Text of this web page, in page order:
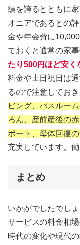
績を誇るとともに
オニアであるとの
金や年会費に
ておくと通常の家
たり500円ほど安く
料金や土日祝日は
るので注意しておき
ビング、バスルー
ろん、産前産後の
ポート、母体回復の
充実しています。
まとめ
いかがでしたでし
サービスの料金相
時代の変化や現代